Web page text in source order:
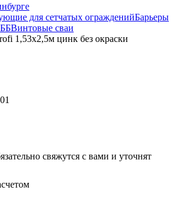
для сетчатых огражденийБарьеры
Винтовые сваи
1,53х2,5м цинк без окраски
свяжутся с вами и уточнят